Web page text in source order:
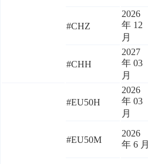
#CHZ
2026
年 12
月
#CHH
2027
年 03
月
#EU50H
2026
年 03
月
#EU50M
2026
年 6 月